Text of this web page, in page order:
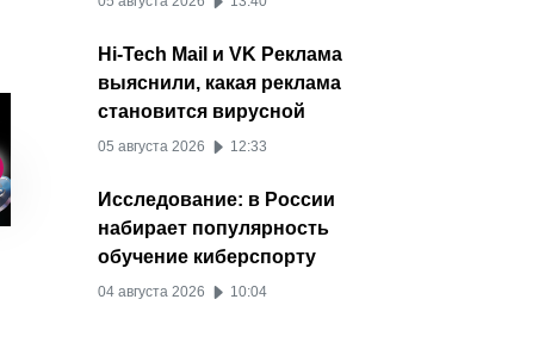
Telegram
Стоимость рекламы в
20 июля 2026
Шопсы ВКонтакте
клипах
Hi-Tech Mail и VK Реклама
выяснили, какая реклама
становится вирусной
05 августа 2026 12:33
Исследование: в России
набирает популярность
обучение киберспорту
04 августа 2026 10:04